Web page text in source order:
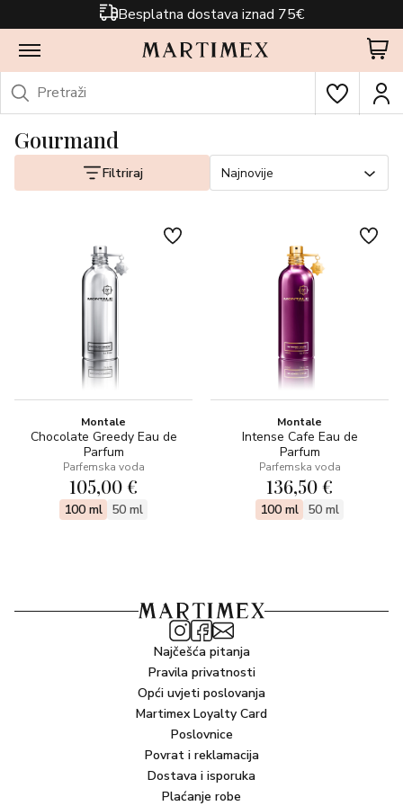
Besplatna dostava iznad 75€
Gourmand
Filtriraj Najnovije
Montale
Chocolate Greedy Eau de
Parfum
Parfemska voda
105,00 €
100 ml 50 ml
Montale
Intense Cafe Eau de
Parfum
Parfemska voda
136,50 €
100 ml 50 ml
Najčešća pitanja
Pravila privatnosti
Opći uvjeti poslovanja
Martimex Loyalty Card
Poslovnice
Povrat i reklamacija
Dostava i isporuka
Plaćanje robe